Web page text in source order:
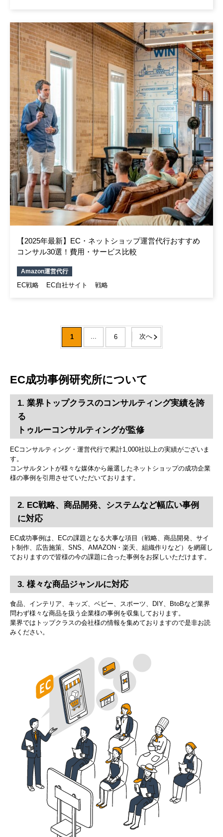
【2025年最新】EC・ネットショップ運営代行おすすめ
コンサル30選！費用・サービス比較
Amazon運営代行
EC戦略 EC自社サイト 戦略
1 ... 次へ
6
EC成功事例研究所について
1. 業界トップクラスのコンサルティング実績を誇
る
トゥルーコンサルティングが監修
ECコンサルティング・運営代行で累計1,000社以上の実績がございま
す。
コンサルタントが様々な媒体から厳選したネットショップの成功企業
様の事例を引用させていただいております。
2. EC戦略、商品開発、システムなど幅広い事例
に対応
EC成功事例は、ECの課題となる大事な項目（戦略、商品開発、サイ
ト制作、広告施策、SNS、AMAZON・楽天、組織作りなど）を網羅し
ておりますので皆様の今の課題に合った事例をお探しいただけます。
3. 様々な商品ジャンルに対応
食品、インテリア、キッズ、ベビー、スポーツ、DIY、BtoBなど業界
問わず様々な商品を扱う企業様の事例を収集しております。
業界ではトップクラスの会社様の情報を集めておりますので是非お読
みください。